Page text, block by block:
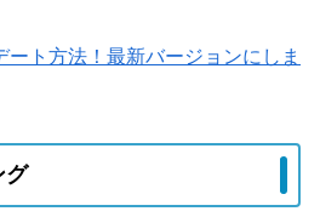
ート方法！最新バージョンにしま
グ